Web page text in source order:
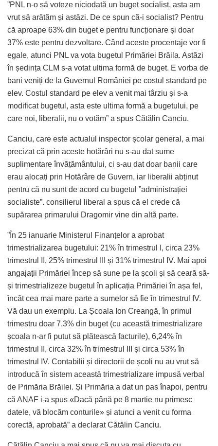
”PNL n-o să voteze niciodată un buget socialist, asta am
vrut să arătăm și astăzi. De ce spun că-i socialist? Pentru
că aproape 63% din buget e pentru funcționare și doar
37% este pentru dezvoltare. Când aceste procentaje vor fi
egale, atunci PNL va vota bugetul Primăriei Brăila. Astăzi
în ședința CLM s-a votat ultima formă de buget. E vorba de
bani veniți de la Guvernul României pe costul standard pe
elev. Costul standard pe elev a venit mai târziu și s-a
modificat bugetul, asta este ultima formă a bugetului, pe
care noi, liberalii, nu o votăm” a spus Cătălin Canciu.
Canciu, care este actualul inspector școlar general, a mai
precizat că prin aceste hotărâri nu s-au dat sume
suplimentare învățământului, ci s-au dat doar banii care
erau alocați prin Hotărâre de Guvern, iar liberalii abținut
pentru că nu sunt de acord cu bugetul ”administrației
socialiste”. consilierul liberal a spus că el crede că
supărarea primarului Dragomir vine din altă parte.
”În 25 ianuarie Ministerul Finanțelor a aprobat
trimestrializarea bugetului: 21% în trimestrul I, circa 23%
trimestrul II, 25% trimestrul III și 31% trimestrul IV. Mai apoi
angajații Primăriei încep să sune pe la școli și să ceară să-
și trimestrializeze bugetul în aplicația Primăriei în așa fel,
încât cea mai mare parte a sumelor să fie în trimestrul IV.
Vă dau un exemplu. La Școala Ion Creangă, în primul
trimestru doar 7,3% din buget (cu această trimestrializare
școala n-ar fi putut să plătească facturile), 6,24% în
trimestrul II, circa 32% în trimestrul III și circa 53% în
trimestrul IV. Contabilii și directorii de școli nu au vrut să
introducă în sistem această trimestrializare impusă verbal
de Primăria Brăilei. Și Primăria a dat un pas înapoi, pentru
că ANAF i-a spus «Dacă până pe 8 martie nu primesc
datele, vă blocăm conturile» și atunci a venit cu forma
corectă, aprobată” a declarat Cătălin Canciu.